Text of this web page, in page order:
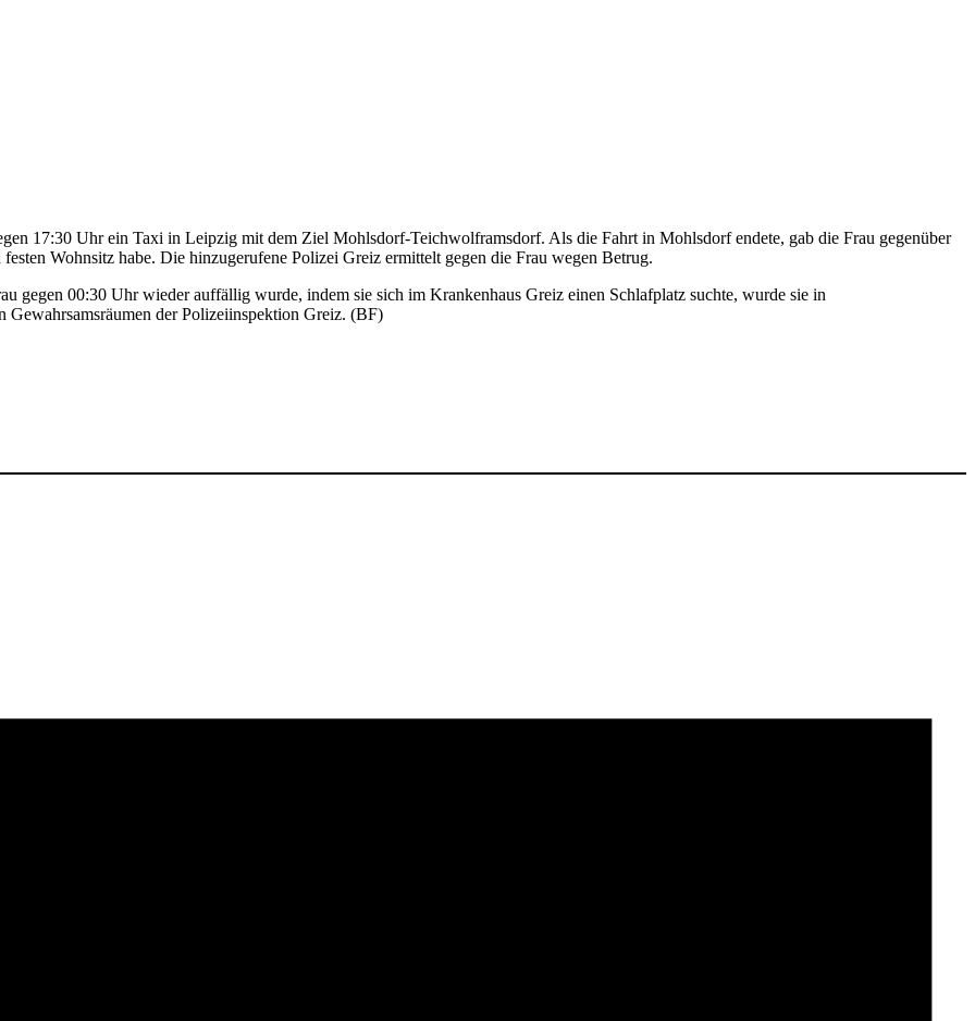
17:30 Uhr ein Taxi in Leipzig mit dem Ziel Mohlsdorf-Teichwolframsdorf. Als die Fahrt in Mohlsdorf endete, gab die Frau gegenüber
Wohnsitz habe. Die hinzugerufene Polizei Greiz ermittelt gegen die Frau wegen Betrug.
gegen 00:30 Uhr wieder auffällig wurde, indem sie sich im Krankenhaus Greiz einen Schlafplatz suchte, wurde sie in
Gewahrsamsräumen der Polizeiinspektion Greiz. (BF)